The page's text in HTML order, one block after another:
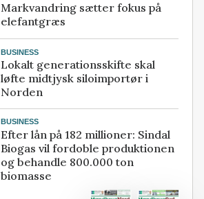
Markvandring sætter fokus på
elefantgræs
BUSINESS
Lokalt generationsskifte skal
løfte midtjysk siloimportør i
Norden
BUSINESS
Efter lån på 182 millioner: Sindal
Biogas vil fordoble produktionen
og behandle 800.000 ton
biomasse